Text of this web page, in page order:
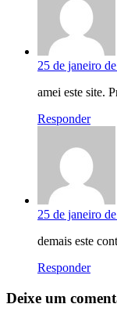
25 de janeiro
amei este site.
Responder
25 de janeiro
demais este
Responder
Deixe um